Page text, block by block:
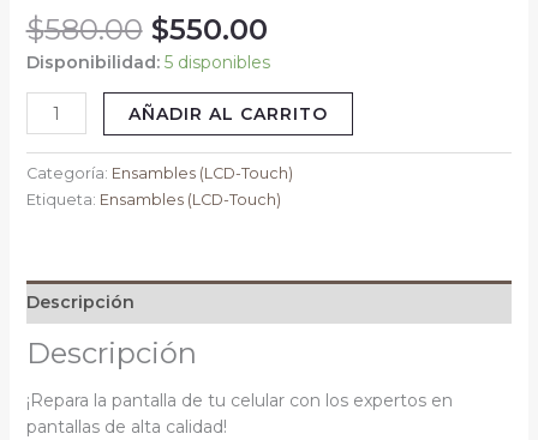
$580.00 $550.00
Disponibilidad: 5 disponibles
A2482
Vikingotek
cantidad
AÑADIR AL CARRITO
Categoría: Ensambles (LCD-Touch)
Etiqueta: Ensambles (LCD-Touch)
Descripción
Descripción
¡Repara la pantalla de tu celular con los expertos en
pantallas de alta calidad!